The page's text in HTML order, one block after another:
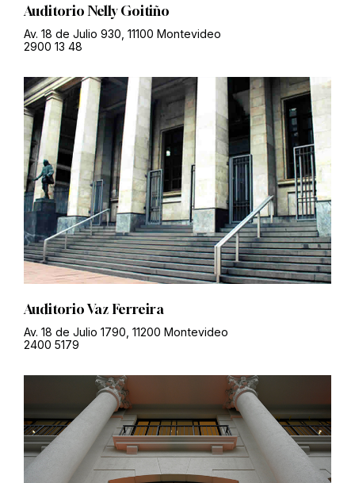
Auditorio Nelly Goitiño
Av. 18 de Julio 930, 11100 Montevideo
2900 13 48
Auditorio Vaz Ferreira
Av. 18 de Julio 1790, 11200 Montevideo
2400 5179